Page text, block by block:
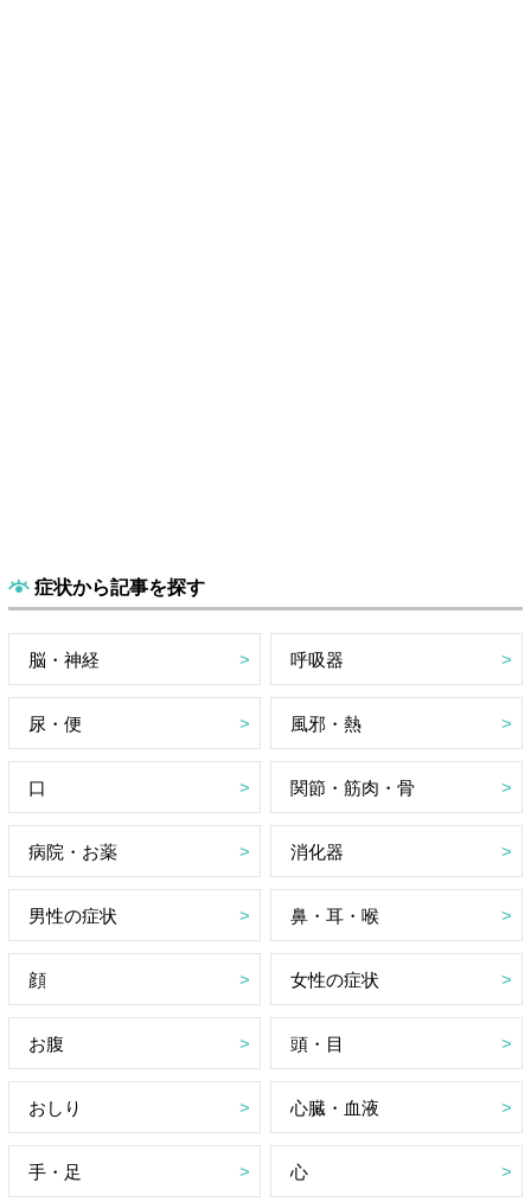
症状から記事を探す
脳・神経 呼吸器
尿・便 風邪・熱
口 関節・筋肉・骨
病院・お薬 消化器
男性の症状 鼻・耳・喉
顔 女性の症状
お腹 頭・目
おしり 心臓・血液
手・足 心